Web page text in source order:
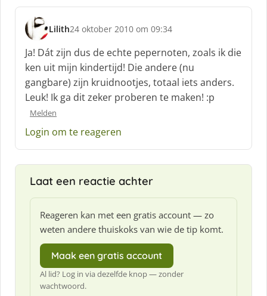
e
f
:
Lilith
s
c
h
r
e
e
24 oktober 2010 om 09:34
Ja! Dát zijn dus de echte pepernoten, zoals ik die
ken uit mijn kindertijd! Die andere (nu
gangbare) zijn kruidnootjes, totaal iets anders.
Leuk! Ik ga dit zeker proberen te maken! :p
Melden
Login om te reageren
Laat een reactie achter
Reageren kan met een gratis account — zo
weten andere thuiskoks van wie de tip komt.
Maak een gratis account
Al lid? Log in via dezelfde knop — zonder
wachtwoord.